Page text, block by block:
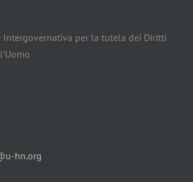
Intergovernativa per la tutela dei Diritti
hn.org